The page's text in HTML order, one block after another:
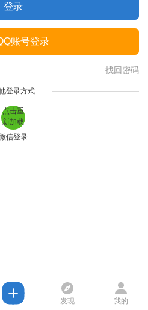
登录
账号登录
找回密码
登录方式
点击重
新加载
信登录
发现 我的